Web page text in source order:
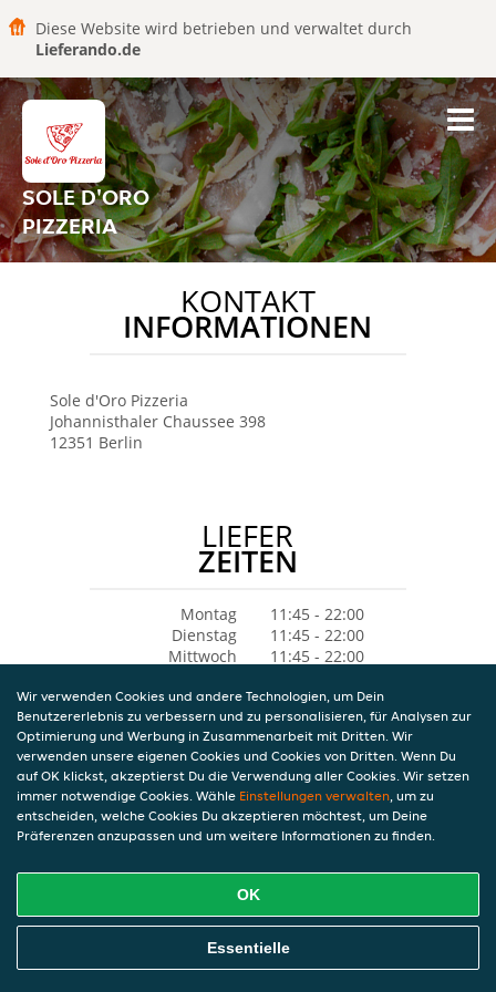
Diese Website wird betrieben und verwaltet durch
Lieferando.de
SOLE D'ORO
PIZZERIA
KONTAKT
INFORMATIONEN
Sole d'Oro Pizzeria
Johannisthaler Chaussee 398
12351 Berlin
LIEFER
ZEITEN
Montag
11:45 - 22:00
Dienstag
11:45 - 22:00
Mittwoch
11:45 - 22:00
Freitag
11:45 - 22:00
Samstag
12:00 - 22:00
Sonntag
12:00 - 21:00
Wir verwenden Cookies und andere Technologien, um Dein
Benutzererlebnis zu verbessern und zu personalisieren, für Analysen zur
Optimierung und Werbung in Zusammenarbeit mit Dritten. Wir
verwenden unsere eigenen Cookies und Cookies von Dritten. Wenn Du
auf OK klickst, akzeptierst Du die Verwendung aller Cookies. Wir setzen
immer notwendige Cookies. Wähle Einstellungen verwalten, um zu
entscheiden, welche Cookies Du akzeptieren möchtest, um Deine
Präferenzen anzupassen und um weitere Informationen zu finden.
OK
Essentielle